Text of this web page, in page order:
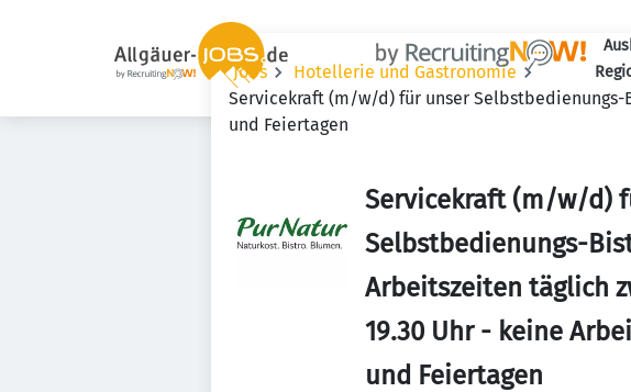
Jobs
Hotellerie und Gastronomie
Servicekraft (m/w/d) für unser Selbstbedienungs-
und Feiertagen
Servicekraft (m/w/d)
Selbstbedienungs-
Arbeitszeiten täglich
19.30 Uhr - keine
und Feiertagen